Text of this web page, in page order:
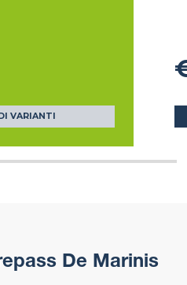
VARIANTI
De Marinis